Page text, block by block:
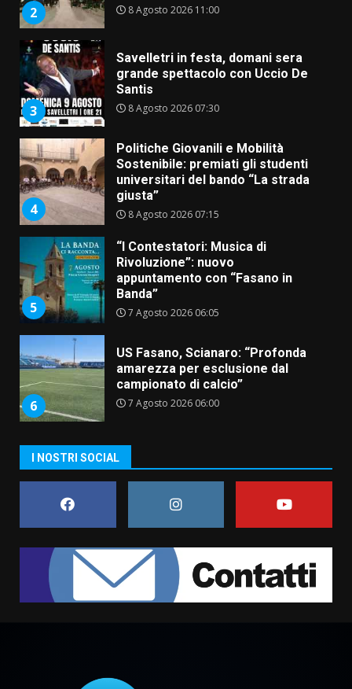
3 8 Agosto 2026 07:30
4
Politiche Giovanili e Mobilità
Sostenibile: premiati gli studenti
universitari del bando “La strada
giusta”
8 Agosto 2026 07:15
5
“I Contestatori: Musica di
Rivoluzione”: nuovo
appuntamento con “Fasano in
Banda”
7 Agosto 2026 06:05
6
US Fasano, Scianaro: “Profonda
amarezza per esclusione dal
campionato di calcio”
7
Fasanese ferito a colpi di arma
da fuoco
6 Agosto 2026 18:13
conferma di voler ricorrere per
ottenere l’iscrizione
8 Agosto 2026 19:55
2
La Banda Città di Fasano apre
ufficialmente la Festa di
Savelletri
8 Agosto 2026 11:00
Santis
I NOSTRI SOCIAL